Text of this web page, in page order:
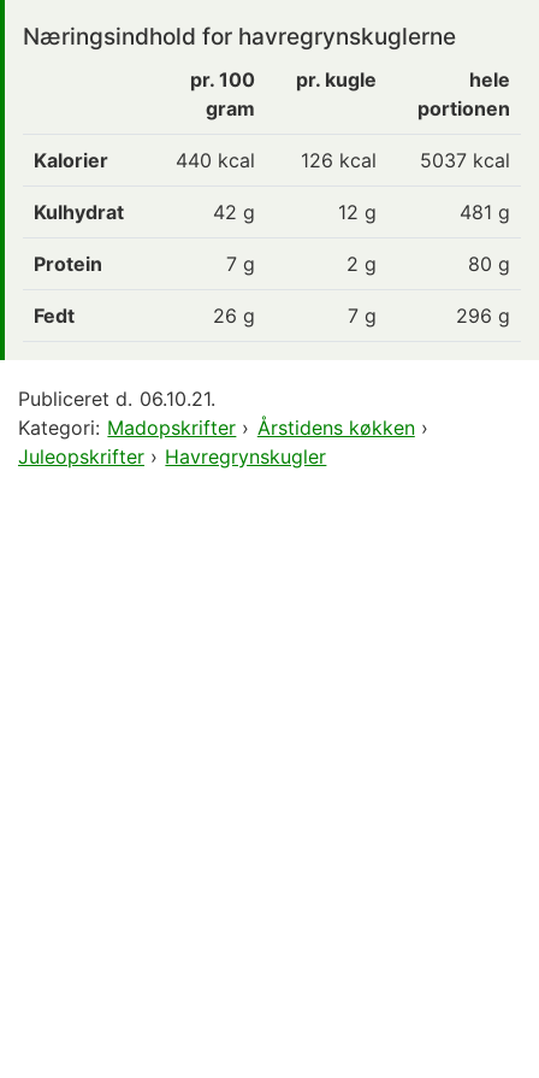
Næringsindhold for havregrynskuglerne
pr. 100
gram
pr. kugle
hele
portionen
Kalorier 440 kcal 126 kcal 5037 kcal
Kulhydrat 42 g 12 g 481 g
Protein 7 g 2 g 80 g
Fedt 26 g 7 g 296 g
Publiceret d. 06.10.21.
Kategori: Madopskrifter › Årstidens køkken›
Juleopskrifter › Havregrynskugler